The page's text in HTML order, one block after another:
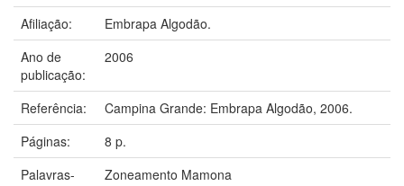
Afiliação:
Embrapa Algodão.
Ano de
publicação:
2006
Referência:
Campina Grande: Embrapa Algodão, 2006.
Páginas:
8 p.
Palavras-
Zoneamento Mamona